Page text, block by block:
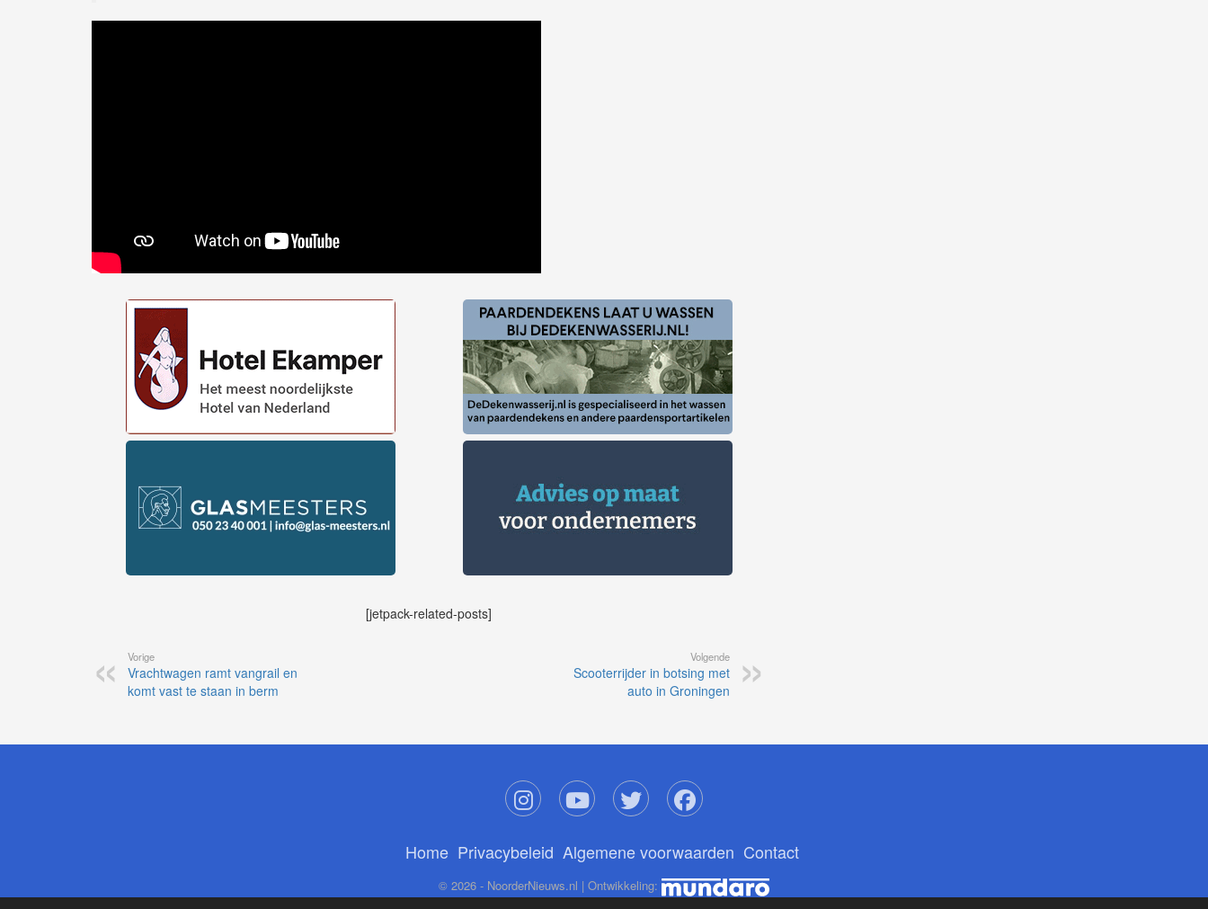
[jetpack-related-posts]
Vorige
Vrachtwagen ramt vangrail en
komt vast te staan in berm
Volgende
Scooterrijder in botsing met
auto in Groningen
Home Privacybeleid Algemene voorwaarden Contact
© 2026 - NoorderNieuws.nl | Ontwikkeling: